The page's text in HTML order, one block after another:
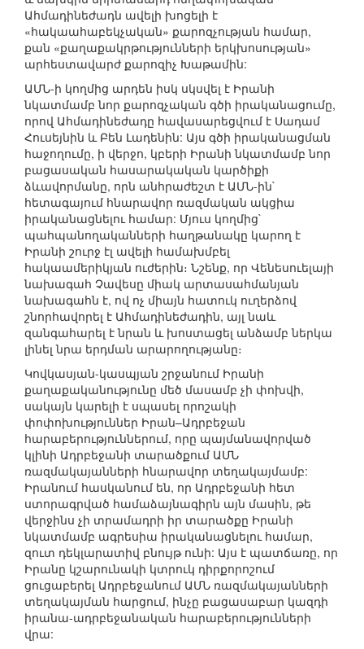
Ահմադինեժադն ավելի խոցելի է
«հակաահաբեկչական» քարոզչության համար,
քան «քաղաքակրթությունների երկխոսության»
արհեստավարժ քարոզիչ Խաթամին:
ԱՄՆ-ի կողմից արդեն իսկ սկսվել է Իրանի
նկատմամբ նոր քարոզչական գծի իրականացումը,
որով Ահմադինեժադը հավասարեցվում է Սադամ
Հուսեյնին և Բեն Լադենին: Այս գծի իրականացման
հաջողումը, ի վերջո, կբերի Իրանի նկատմամբ նոր
բացասական հասարակական կարծիքի
ձևավորմանը, որն անհրաժեշտ է ԱՄՆ-ին`
հետագայում հնարավոր ռազմական ակցիա
իրականացնելու համար: Մյուս կողմից`
պահպանողականների հաղթանակը կարող է
Իրանի շուրջ էլ ավելի համախմբել
հակաամերիկյան ուժերին։ Նշենք, որ Վենեսուելայի
նախագահ Չավեսը միակ արտասահմանյան
նախագահն է, ով ոչ միայն հատուկ ուղերձով
շնորհավորել է Ահմադինեժադին, այլ նաև
զանգահարել է նրան և խոստացել անձամբ ներկա
լինել նրա երդման արարողությանը։
Կովկասյան-կասպյան շրջանում Իրանի
քաղաքականությունը մեծ մասամբ չի փոխվի,
սակայն կարելի է սպասել որոշակի
փոփոխություններ Իրան–Ադրբեջան
հարաբերություններում, որը պայմանավորված
կլինի Ադրբեջանի տարածքում ԱՄՆ
ռազմակայանների հնարավոր տեղակայմամբ:
Իրանում հասկանում են, որ Ադրբեջանի հետ
ստորագրված համաձայնագիրն այն մասին, թե
վերջինս չի տրամադրի իր տարածքը Իրանի
նկատմամբ ագրեսիա իրականացնելու համար,
զուտ դեկլարատիվ բնույթ ունի: Այս է պատճառը, որ
Իրանը կշարունակի կտրուկ դիրքորոշում
ցուցաբերել Ադրբեջանում ԱՄՆ ռազմակայանների
տեղակայման հարցում, ինչը բացասաբար կազդի
իրանա-ադրբեջանական հարաբերությունների
վրա: